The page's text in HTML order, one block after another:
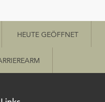
HEUTE GEÖFFNET